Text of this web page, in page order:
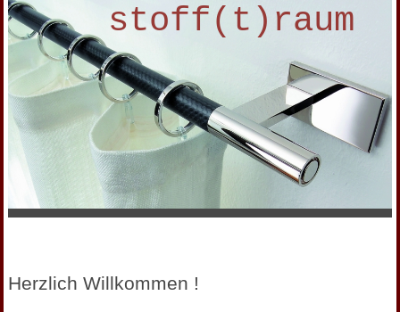
stoff(t)raum
Herzlich Willkommen !